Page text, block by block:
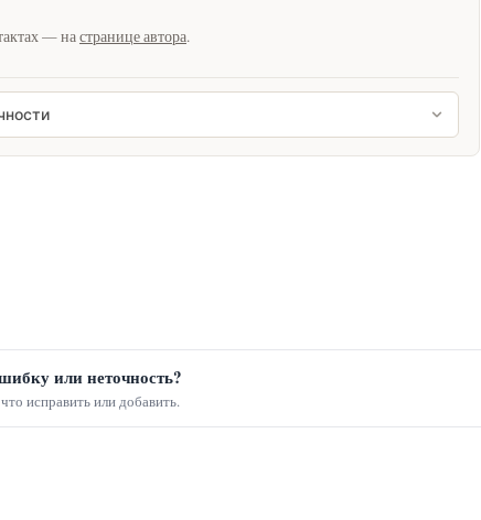
— настранице автора.
или неточность?
исправить или добавить.